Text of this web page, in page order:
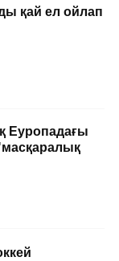
қай ел ойлап
Еуропадағы